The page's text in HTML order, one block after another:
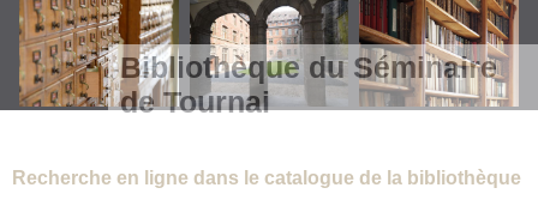
Bibliothèque du Séminaire
de Tournai
Recherche en ligne dans le catalogue de la bibliothèque